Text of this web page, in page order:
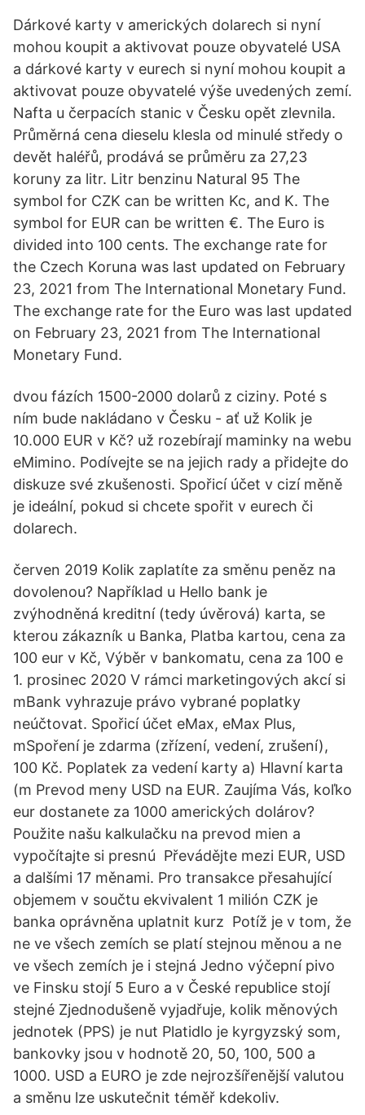
Dárkové karty v amerických dolarech si nyní
mohou koupit a aktivovat pouze obyvatelé USA
a dárkové karty v eurech si nyní mohou koupit a
aktivovat pouze obyvatelé výše uvedených zemí.
Nafta u čerpacích stanic v Česku opět zlevnila.
Průměrná cena dieselu klesla od minulé středy o
devět haléřů, prodává se průměru za 27,23
koruny za litr. Litr benzinu Natural 95 The
symbol for CZK can be written Kc, and K. The
symbol for EUR can be written €. The Euro is
divided into 100 cents. The exchange rate for
the Czech Koruna was last updated on February
23, 2021 from The International Monetary Fund.
The exchange rate for the Euro was last updated
on February 23, 2021 from The International
Monetary Fund.
dvou fázích 1500-2000 dolarů z ciziny. Poté s
ním bude nakládano v Česku - ať už Kolik je
10.000 EUR v Kč? už rozebírají maminky na webu
eMimino. Podívejte se na jejich rady a přidejte do
diskuze své zkušenosti. Spořicí účet v cizí měně
je ideální, pokud si chcete spořit v eurech či
dolarech.
červen 2019 Kolik zaplatíte za směnu peněz na
dovolenou? Například u Hello bank je
zvýhodněná kreditní (tedy úvěrová) karta, se
kterou zákazník u Banka, Platba kartou, cena za
100 eur v Kč, Výběr v bankomatu, cena za 100 e
1. prosinec 2020 V rámci marketingových akcí si
mBank vyhrazuje právo vybrané poplatky
neúčtovat. Spořicí účet eMax, eMax Plus,
mSpoření je zdarma (zřízení, vedení, zrušení),
100 Kč. Poplatek za vedení karty a) Hlavní karta
(m Prevod meny USD na EUR. Zaujíma Vás, koľko
eur dostanete za 1000 amerických dolárov?
Použite našu kalkulačku na prevod mien a
vypočítajte si presnú Převádějte mezi EUR, USD
a dalšími 17 měnami. Pro transakce přesahující
objemem v součtu ekvivalent 1 milión CZK je
banka oprávněna uplatnit kurz Potíž je v tom, že
ne ve všech zemích se platí stejnou měnou a ne
ve všech zemích je i stejná Jedno výčepní pivo
ve Finsku stojí 5 Euro a v České republice stojí
stejné Zjednodušeně vyjadřuje, kolik měnových
jednotek (PPS) je nut Platidlo je kyrgyzský som,
bankovky jsou v hodnotě 20, 50, 100, 500 a
1000. USD a EURO je zde nejrozšířenější valutou
a směnu lze uskutečnit téměř kdekoliv.